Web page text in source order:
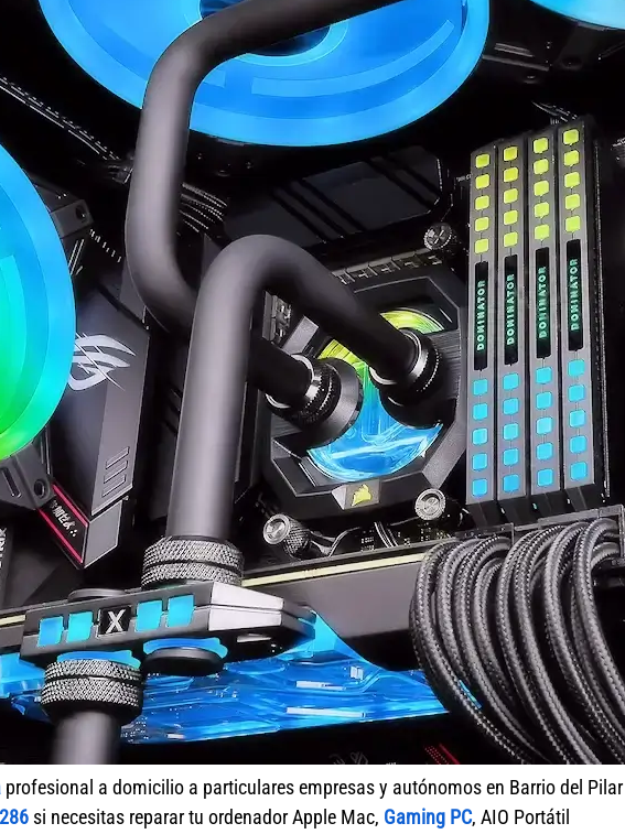
profesional a domicilio a particulares empresas y autónomos en Barrio del Pilar
si necesitas reparar tu ordenador Apple Mac, Gaming PC, AIO Portátil